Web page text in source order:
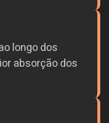
longo dos
absorção dos